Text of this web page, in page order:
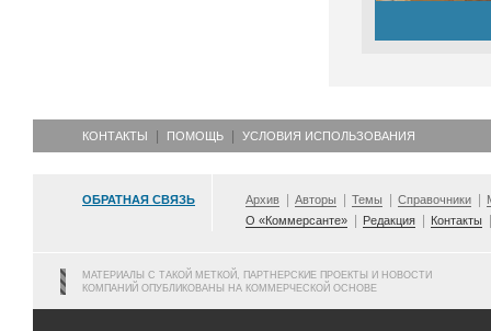
КОНТАКТЫ ПОМОЩЬ УСЛОВИЯ ИСПОЛЬЗОВАНИЯ
ОБРАТНАЯ СВЯЗЬ Архив Авторы Темы Справочники
О «Коммерсанте»
Редакция Контакты
МАТЕРИАЛЫ С ТАКОЙ МЕТКОЙ, ПАРТНЕРСКИЕ ПРОЕКТЫ И НОВОСТИ
КОМПАНИЙ ОПУБЛИКОВАНЫ НА КОММЕРЧЕСКОЙ ОСНОВЕ